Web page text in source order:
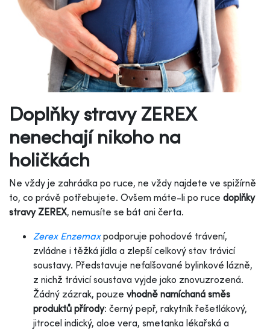
Doplňky stravy ZEREX
nenechají nikoho na
holičkách
Ne vždy je zahrádka po ruce, ne vždy najdete ve spižírně
to, co právě potřebujete. Ovšem máte-li po ruce doplňky
stravy ZEREX, nemusíte se bát ani čerta.
Zerex Enzemaxpodporuje pohodové trávení,
zvládne i těžká jídla a zlepší celkový stav trávicí
soustavy. Představuje nefalšované bylinkové lázně,
z nichž trávicí soustava vyjde jako znovuzrozená.
Žádný zázrak, pouze vhodně namíchaná směs
produktů přírody: černý pepř, rakytník řešetlákový,
jitrocel indický, aloe vera, smetanka lékařská a